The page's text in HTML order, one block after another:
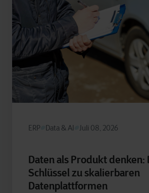
ERP Data & AI Juli 08, 2026
Daten als Produkt denken:
Schlüssel zu skalierbaren
Datenplattformen